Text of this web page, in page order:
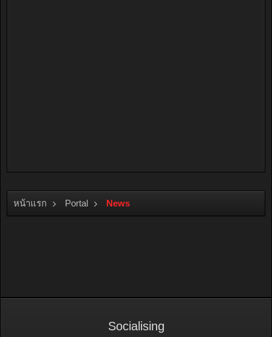
หน้าแรก Portal News
Socialising